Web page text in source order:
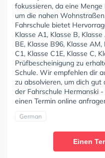
fokussieren, da eine
um die nahen
Fahrschule bietet
Klasse A1, Klasse B,
BE, Klasse B96, Klasse
C1, Klasse C1E, Klasse C,
Prüfbescheinigung zu
Schule. Wir empfehlen dir
zu absolvieren, um dich
der Fahrschule Hermanski
einen Termin online
German
Einen